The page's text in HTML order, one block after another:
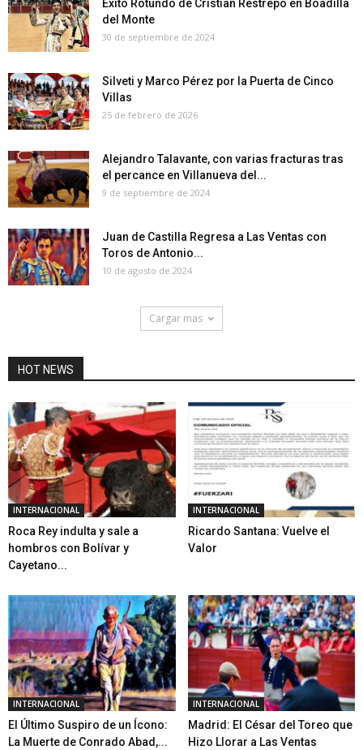
Éxito Rotundo de Cristian Restrepo en Boadilla
del Monte
30 de septiembre de 2024
Silveti y Marco Pérez por la Puerta de Cinco
Villas
25 de febrero de 2026
Alejandro Talavante, con varias fracturas tras
el percance en Villanueva del...
9 de septiembre de 2024
Juan de Castilla Regresa a Las Ventas con
Toros de Antonio...
10 de agosto de 2024
Cargar mas
HOT NEWS
INTERNACIONAL
Roca Rey indulta y sale a
hombros con Bolívar y
Cayetano...
INTERNACIONAL
Ricardo Santana: Vuelve el
Valor
INTERNACIONAL
El Último Suspiro de un Ícono:
La Muerte de Conrado Abad,...
INTERNACIONAL
Madrid: El César del Toreo que
Hizo Llorar a Las Ventas